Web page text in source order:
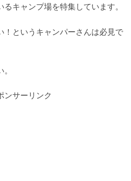
キャンプ場を特集しています。
！というキャンパーさんは必見で
ンサーリンク